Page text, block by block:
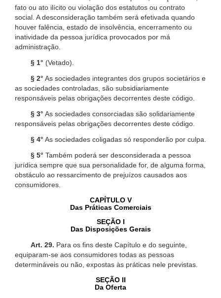
fato ou ato ilícito ou violação dos estatutos ou contrato
social. A desconsideração também será efetivada quando
houver falência, estado de insolvência, encerramento ou
inatividade da pessoa jurídica provocados por má
administração.
§ 1° (Vetado).
§ 2° As sociedades integrantes dos grupos societários e
as sociedades controladas, são subsidiariamente
responsáveis pelas obrigações decorrentes deste código.
§ 3° As sociedades consorciadas são solidariamente
responsáveis pelas obrigações decorrentes deste código.
§ 4° As sociedades coligadas só responderão por culpa.
§ 5° Também poderá ser desconsiderada a pessoa
jurídica sempre que sua personalidade for, de alguma forma,
obstáculo ao ressarcimento de prejuízos causados aos
consumidores.
CAPÍTULO V
Das Práticas Comerciais
SEÇÃO I
Das Disposições Gerais
Art. 29. Para os fins deste Capítulo e do seguinte,
equiparam-se aos consumidores todas as pessoas
determináveis ou não, expostas às práticas nele previstas.
SEÇÃO II
Da Oferta